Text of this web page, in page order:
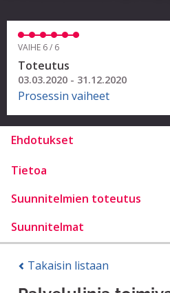
VAIHE 6 / 6
Toteutus
03.03.2020 - 31.12.2020
Prosessin vaiheet
Ehdotukset
Tietoa
Suunnitelmien toteutus
Suunnitelmat
Takaisin listaan